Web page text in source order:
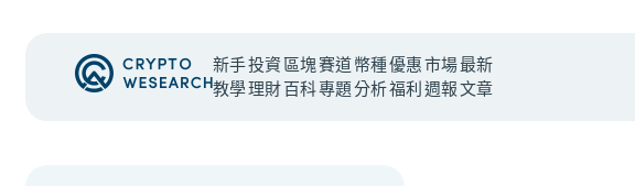
新手
教學
投資
理財
區塊
百科
賽道
專題
幣種
分析
優惠
福利
市場
週報
最新
文章